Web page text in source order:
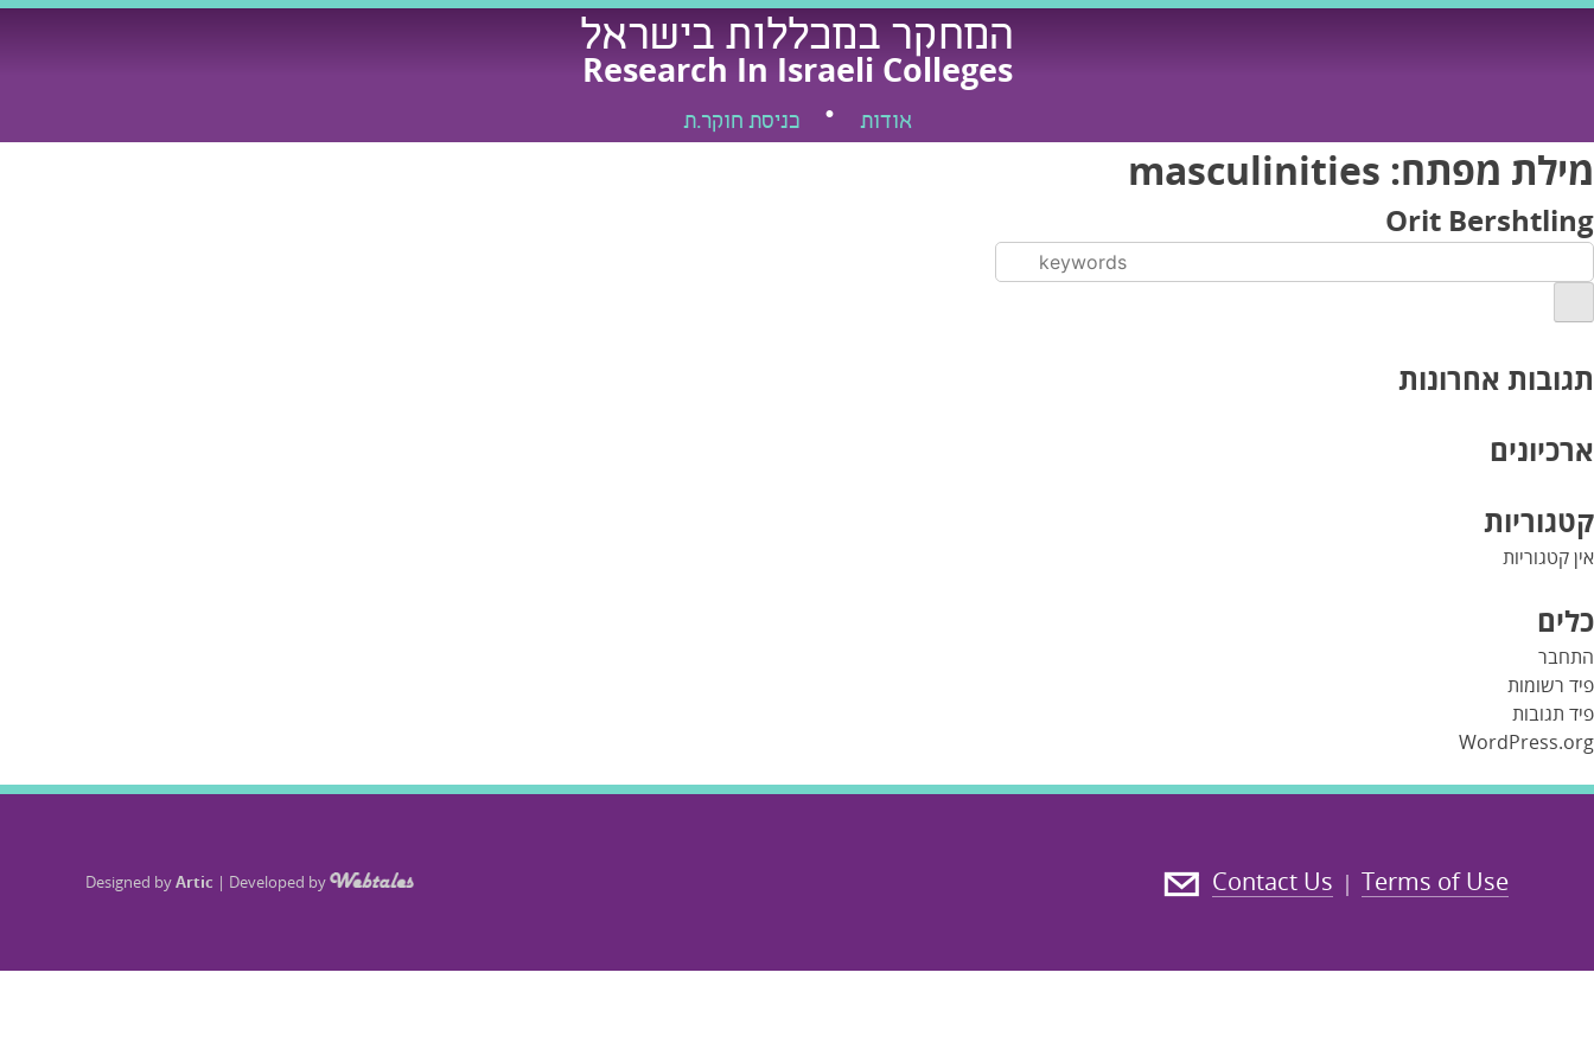
Skip
המחקר במכללות בישראל
Research In Israeli Colleges
אודות כניסת חוקר.ת
מילת מפתח: masculinities
Orit Bershtling
תגובות אחרונות
ארכיונים
קטגוריות
אין קטגוריות
כלים
התחבר
פיד רשומות
פיד תגובות
WordPress.org
Terms of Use
|
Contact Us
Designed byArtic | Developed by